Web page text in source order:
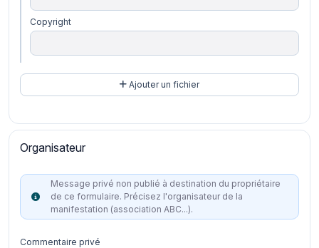
Copyright
Ajouter un fichier
Organisateur
Message privé non publié à destination du propriétaire
de ce formulaire. Précisez l'organisateur de la
manifestation (association ABC...).
Commentaire privé